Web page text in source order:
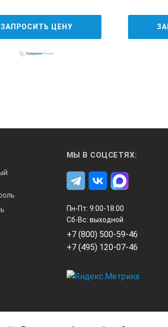
ЗАПРОСИТЬ ЦЕНУ
МЫ В СОЦСЕТЯХ:
Пн-Пт: 9:00-18:00
Сб-Вс: выходной
+7 (800) 500-59-46
+7 (495) 120-07-46